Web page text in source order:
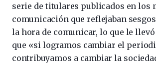
serie de titulares publicados en los
comunicación que reflejaban
la hora de comunicar, lo que le
que «si logramos cambiar el
contribuyamos a cambiar la